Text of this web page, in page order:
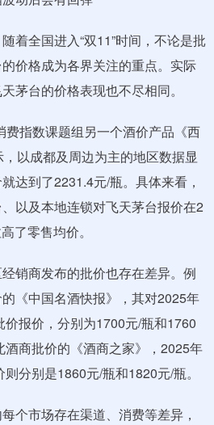
着全国进入“双11”时间，不论是批
价格成为各界关注的重点。实际
茅台的价格表现也不尽相同。
费指数课题组另一个酒价产品《西
以成都及周边为主的地区数据显
达到了2231.4元/瓶。具体来看，
以及本地连锁对飞天茅台报价在2
了零售均价。
销商发布的批价也存在差异。例
《中国名酒快报》，其对2025年
报价，分别为1700元/瓶和1760
商批价的《酒商之家》，2025年
分别是1860元/瓶和1820元/瓶。
个市场存在渠道、消费等差异，